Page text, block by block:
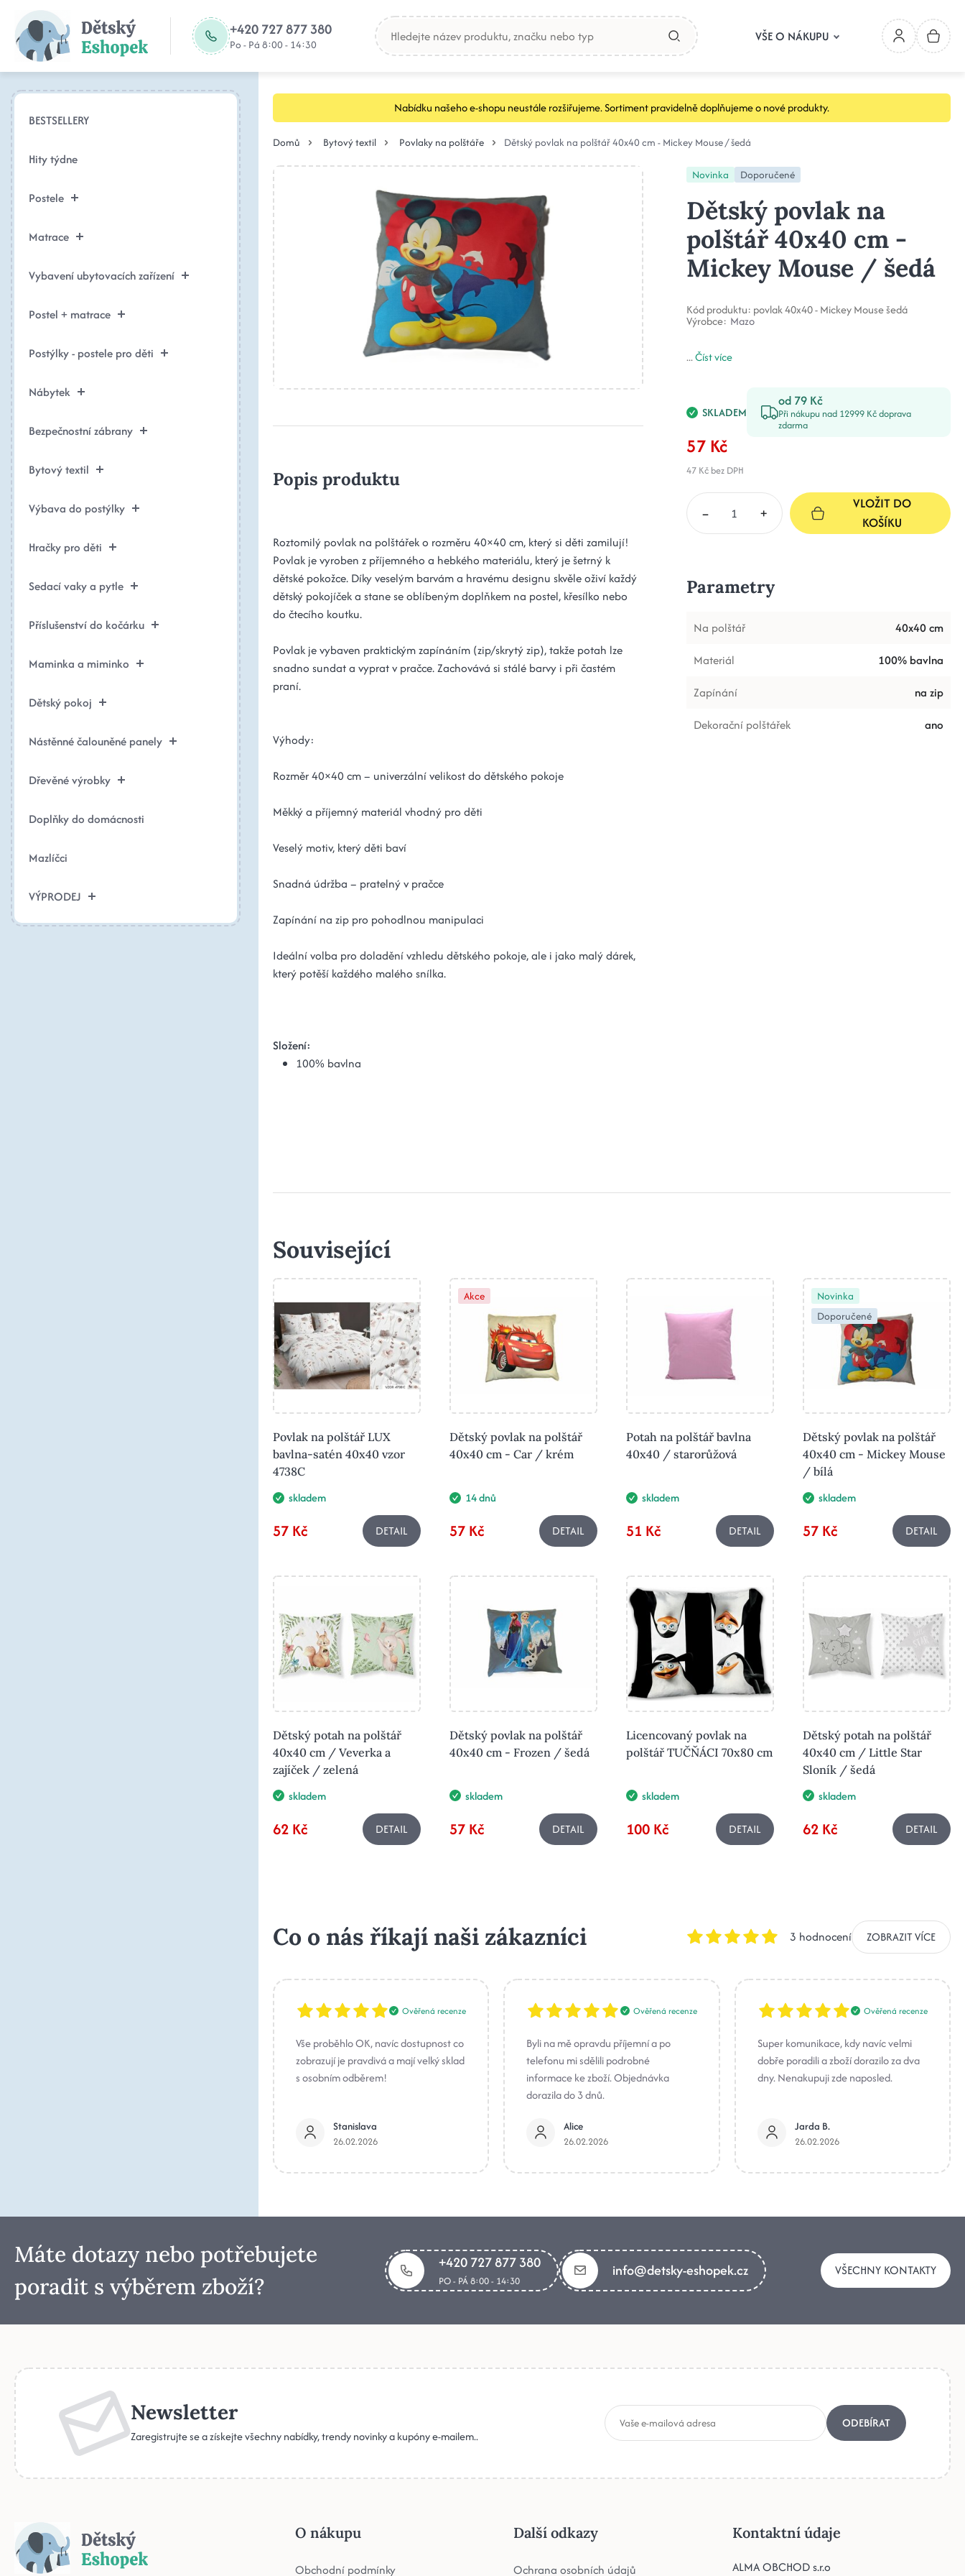
+420 727 877 380
Po - Pá 8:00 - 14:30
VŠE O NÁKUPU
BESTSELLERY
Hity týdne
Postele
Matrace
Vybavení ubytovacích zařízení
Postel + matrace
Postýlky - postele pro děti
Nábytek
Bezpečnostní zábrany
Bytový textil
Výbava do postýlky
Hračky pro děti
Sedací vaky a pytle
Příslušenství do kočárku
Maminka a miminko
Dětský pokoj
Nástěnné čalouněné panely
Dřevěné výrobky
Doplňky do domácnosti
Mazlíčci
VÝPRODEJ
Nabídku našeho e-shopu neustále rozšiřujeme. Sortiment pravidelně doplňujeme o nové produkty.
Domů Bytový textil Povlaky na polštáře Dětský povlak na polštář 40x40 cm - Mickey Mouse / šedá
Popis produktu
Roztomilý povlak na polštářek o rozměru 40×40 cm, který si děti zamilují!
Povlak je vyroben z příjemného a hebkého materiálu, který je šetrný k
dětské pokožce. Díky veselým barvám a hravému designu skvěle oživí každý
dětský pokojíček a stane se oblíbeným doplňkem na postel, křesílko nebo
do čtecího koutku.
Povlak je vybaven praktickým zapínáním (zip/skrytý zip), takže potah lze
snadno sundat a vyprat v pračce. Zachovává si stálé barvy i při častém
praní.
Výhody:
Rozměr 40×40 cm – univerzální velikost do dětského pokoje
Měkký a příjemný materiál vhodný pro děti
Veselý motiv, který děti baví
Snadná údržba – pratelný v pračce
Zapínání na zip pro pohodlnou manipulaci
Ideální volba pro doladění vzhledu dětského pokoje, ale i jako malý dárek,
který potěší každého malého snílka.
Složení:
100% bavlna
Novinka Doporučené
Dětský povlak na
polštář 40x40 cm -
Mickey Mouse / šedá
Kód produktu: povlak 40x40 - Mickey Mouse šedá
Výrobce: Mazo
...Číst více
SKLADEM
od 79 Kč
Při nákupu nad 12999 Kč doprava
zdarma
57 Kč
47 Kčbez DPH
– +
VLOŽIT DO
KOŠÍKU
Parametry
Na polštář
40x40 cm
Materiál
100% bavlna
Zapínání
na zip
Dekorační polštářek
ano
Související
Povlak na polštář LUX
bavlna-satén 40x40 vzor
4738C
skladem
57 Kč DETAIL
Akce
Dětský povlak na polštář
40x40 cm - Car / krém
14 dnů
57 Kč DETAIL
Potah na polštář bavlna
40x40 / starorůžová
skladem
51 Kč DETAIL
Novinka
Doporučené
Dětský povlak na polštář
40x40 cm - Mickey Mouse
/ bílá
skladem
57 Kč DETAIL
Dětský potah na polštář
40x40 cm / Veverka a
zajíček / zelená
skladem
62 Kč DETAIL
Dětský povlak na polštář
40x40 cm - Frozen / šedá
skladem
57 Kč DETAIL
Licencovaný povlak na
polštář TUČŇÁCI 70x80 cm
skladem
100 Kč DETAIL
Dětský potah na polštář
40x40 cm / Little Star
Sloník / šedá
skladem
62 Kč DETAIL
Co o nás říkají naši zákazníci 3 hodnocení ZOBRAZIT VÍCE
Ověřená recenze
Vše proběhlo OK, navíc dostupnost co
zobrazují je pravdivá a mají velký sklad
s osobním odběrem!
Stanislava
26.02.2026
Ověřená recenze
Byli na mě opravdu příjemní a po
telefonu mi sdělili podrobné
informace ke zboží. Objednávka
dorazila do 3 dnů.
Alice
26.02.2026
Ověřená recenze
Super komunikace, kdy navíc velmi
dobře poradili a zboží dorazilo za dva
dny. Nenakupuji zde naposled.
Jarda B.
26.02.2026
Máte dotazy nebo potřebujete
poradit s výběrem zboží?
+420 727 877 380
PO - PÁ 8:00 - 14:30
info@detsky-eshopek.cz VŠECHNY KONTAKTY
Newsletter
Zaregistrujte se a získejte všechny nabídky, trendy novinky a kupóny e-mailem..
ODEBÍRAT
O nákupu
Obchodní podmínky
Další odkazy
Ochrana osobních údajů
Kontaktní údaje
ALMA OBCHOD s.r.o